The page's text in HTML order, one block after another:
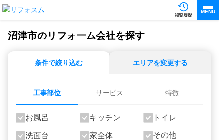
閲覧履歴
MENU
沼津市のリフォーム会社を探す
条件で絞り込む エリアを変更する
工事部位 サービス 特徴
お風呂 キッチン トイレ
洗面台 家全体 その他